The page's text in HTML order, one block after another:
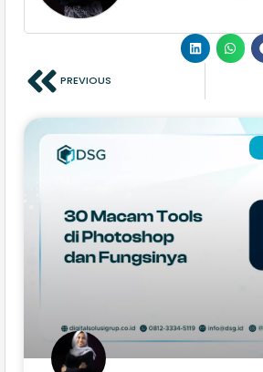
PREVIOUS